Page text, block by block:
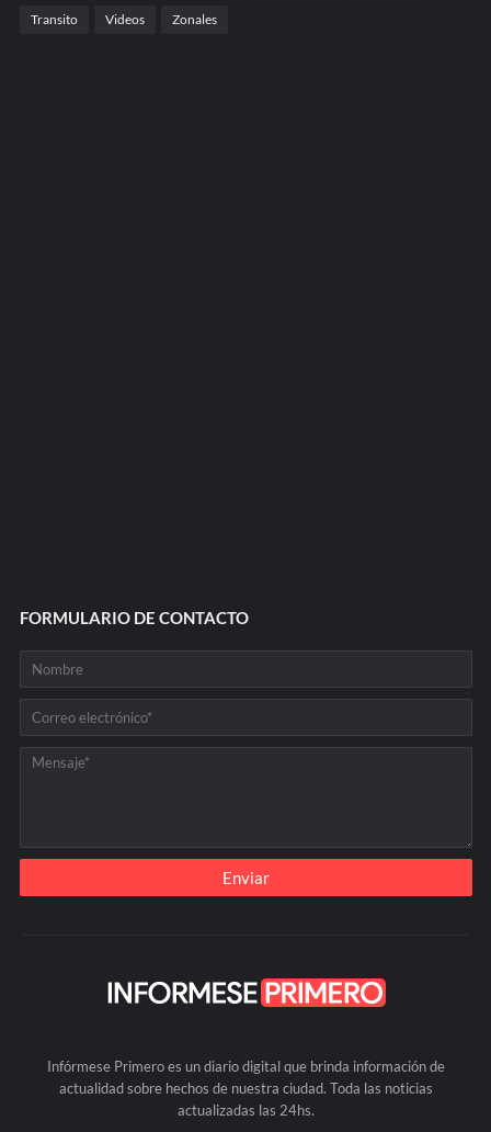
Transito Videos Zonales
FORMULARIO DE CONTACTO
Infórmese Primero es un diario digital que brinda información de
actualidad sobre hechos de nuestra ciudad. Toda las noticias
actualizadas las 24hs.